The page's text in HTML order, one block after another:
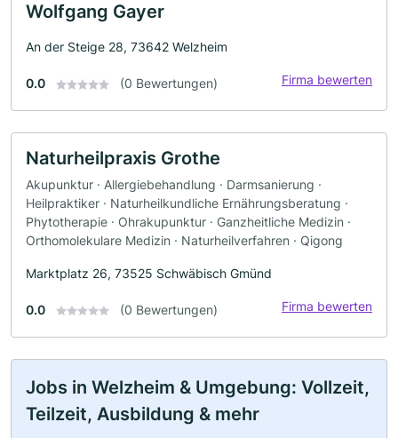
Wolfgang Gayer
An der Steige 28, 73642 Welzheim
0.0 (0 Bewertungen) Firma bewerten
Naturheilpraxis Grothe
Akupunktur · Allergiebehandlung · Darmsanierung ·
Heilpraktiker · Naturheilkundliche Ernährungsberatung ·
Phytotherapie · Ohrakupunktur · Ganzheitliche Medizin ·
Orthomolekulare Medizin · Naturheilverfahren · Qigong
Marktplatz 26, 73525 Schwäbisch Gmünd
0.0 (0 Bewertungen) Firma bewerten
Jobs in Welzheim & Umgebung: Vollzeit,
Teilzeit, Ausbildung & mehr